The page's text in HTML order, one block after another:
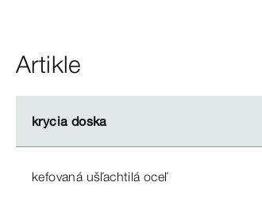
Artikle
krycia doska
krycia doska
kefovaná ušľachtilá oceľ